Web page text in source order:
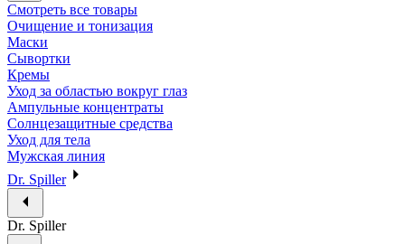
Смотреть все товары
Очищение и тонизация
Маски
Сывортки
Кремы
Уход за областью вокруг глаз
Ампульные концентраты
Солнцезащитные средства
Уход для тела
Мужская линия
Dr. Spiller
Dr. Spiller